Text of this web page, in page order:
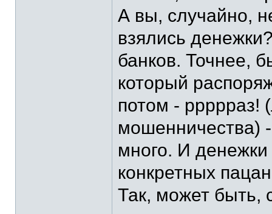
А вы, случайно,
взялись
банков. Точнее,
который
потом - ррррраз!
мошенничества)
много. И
конкретных
Так, может быть,